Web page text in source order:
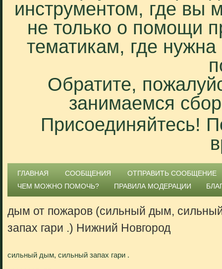
инструментом, где вы
не только о помощи
тематикам, где
Обратите,
занимаемся
Присоединяйтесь!
ГЛАВНАЯ СООБЩЕНИЯ
ОТПРАВИТЬ СООБЩЕНИЕ
ЧЕМ МОЖНО ПОМОЧЬ?
ПРАВИЛА МОДЕРАЦИИ
дым от пожаров (сильный дым,
запах гари .) Нижний Новгород
сильный дым, сильный запах гари .